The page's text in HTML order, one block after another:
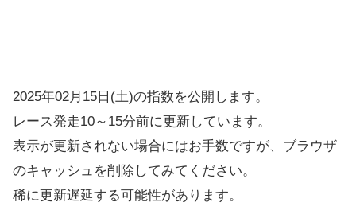
2025年02月15日(土)の指数を公開します。
レース発走10～15分前に更新しています。
表示が更新されない場合にはお手数ですが、ブラウザ
のキャッシュを削除してみてください。
稀に更新遅延する可能性があります。